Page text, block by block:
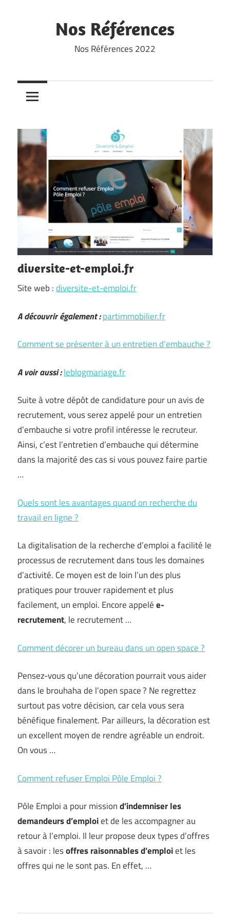
Nos Références
Nos Références 2022
diversite-et-emploi.fr
Site web :diversite-et-emploi.fr
A découvrir également :partimmobilier.fr
Comment se présenter à un entretien d’embauche ?
A voir aussi :leblogmariage.fr
Suite à votre dépôt de candidature pour un avis de
recrutement, vous serez appelé pour un entretien
d’embauche si votre profil intéresse le recruteur.
Ainsi, c’est l’entretien d’embauche qui détermine
dans la majorité des cas si vous pouvez faire partie
…
Quels sont les avantages quand on recherche du
travail en ligne ?
La digitalisation de la recherche d’emploi a facilité le
processus de recrutement dans tous les domaines
d’activité. Ce moyen est de loin l’un des plus
pratiques pour trouver rapidement et plus
facilement, un emploi. Encore appelée-
recrutement, le recrutement …
Comment décorer un bureau dans un open space ?
Pensez-vous qu’une décoration pourrait vous aider
dans le brouhaha de l’open space ? Ne regrettez
surtout pas votre décision, car cela vous sera
bénéfique finalement. Par ailleurs, la décoration est
un excellent moyen de rendre agréable un endroit.
On vous …
Comment refuser Emploi Pôle Emploi ?
Pôle Emploi a pour missiond’indemniser les
demandeurs d’emploiet de les accompagner au
retour à l’emploi. Il leur propose deux types d’offres
à savoir : lesoffres raisonnablesd’emploiet les
offres qui ne le sont pas. En effet, …